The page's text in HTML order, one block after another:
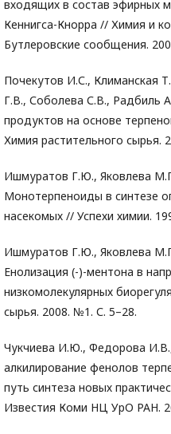
входящих в состав эфирных
Кеннигса-Кнорра // Химия и
Бутлеровские сообщения.
Почекутов И.С., Климанская
Г.В., Соболева С.В., Радбиль
продуктов на основе
Химия растительного сырья.
Ишмуратов Г.Ю., Яковлева
Монотерпеноиды в синтезе
насекомых // Успехи химии.
Ишмуратов Г.Ю., Яковлева
Енолизация (-)-ментона в
низкомолекулярных
сырья. 2008. №1. С. 5–28.
Чукчиева И.Ю., Федорова
алкилирование фенолов
путь синтеза новых
Известия Коми НЦ УрО РАН.